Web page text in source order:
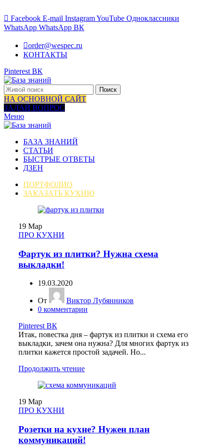
Facebook E-mail InstagramYouTube Одноклассники
WhatsApp WhatsApp ВК
order@wespec.ru
КОНТАКТЫ
Pinterest ВК
Поиск
НА ОСНОВНОЙ САЙТ
ЗАДАЙ ВОПРОС
Меню
БАЗА ЗНАНИЙ
СТАТЬИ
БЫСТРЫЕ ОТВЕТЫ
ДЗЕН
ПОРТФОЛИО
ЗАКАЗАТЬ КУХНЮ
19 Мар
ПРО КУХНИ
Фартук из плитки? Нужна схема
выкладки!
19.03.2020
От
Виктор Лубянников
0 комментарии
Pinterest ВК
Итак, повестка дня – фартук из плитки и схема его
выкладки, зачем она нужна? Для многих фартук из
плитки кажется простой задачей. Но...
Продолжить чтение
19 Мар
ПРО КУХНИ
Розетки на кухне? Нужен план
коммуникаций!